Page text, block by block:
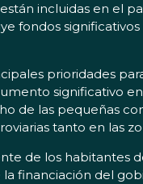
incluidas en el
prioridades
significativo
de las pequeñas
tanto en las
de los habitantes
financiación del